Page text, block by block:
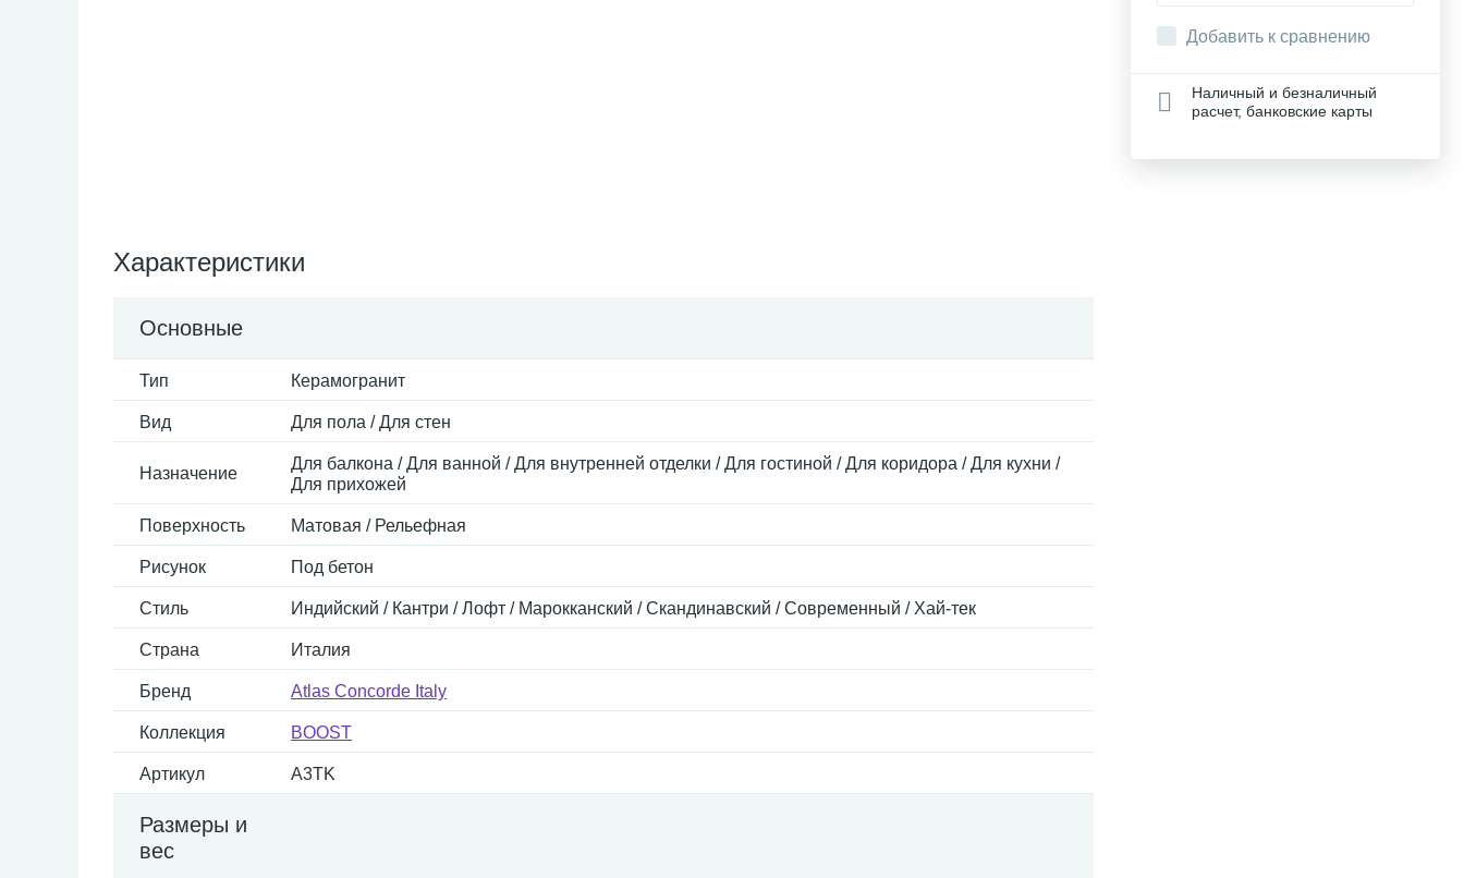
Характеристики
Основные
Тип Керамогранит
Вид Для пола / Для стен
Назначение
Для балкона / Для ванной / Для внутренней отделки / Для гостиной / Для коридора / Для кухни /
Для прихожей
Поверхность Матовая / Рельефная
Рисунок Под бетон
Стиль Индийский / Кантри / Лофт / Марокканский / Скандинавский / Современный / Хай-тек
Страна Италия
Бренд Atlas Concorde Italy
Коллекция BOOST
Артикул A3TK
Размеры и
вес
Добавить к сравнению
Наличный и безналичный
расчет, банковские карты